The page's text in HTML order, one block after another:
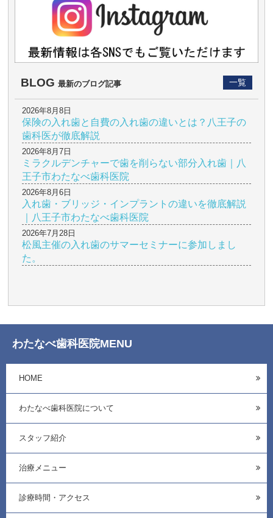
BLOG 最新のブログ記事 一覧
2026年8月8日
保険の入れ歯と自費の入れ歯の違いとは？八王子の
歯科医が徹底解説
2026年8月7日
ミラクルデンチャーで歯を削らない部分入れ歯｜八
王子市わたなべ歯科医院
2026年8月6日
入れ歯・ブリッジ・インプラントの違いを徹底解説
｜八王子市わたなべ歯科医院
2026年7月28日
松風主催の入れ歯のサマーセミナーに参加しまし
た。
わたなべ歯科医院MENU
HOME
わたなべ歯科医院について
スタッフ紹介
治療メニュー
診療時間・アクセス